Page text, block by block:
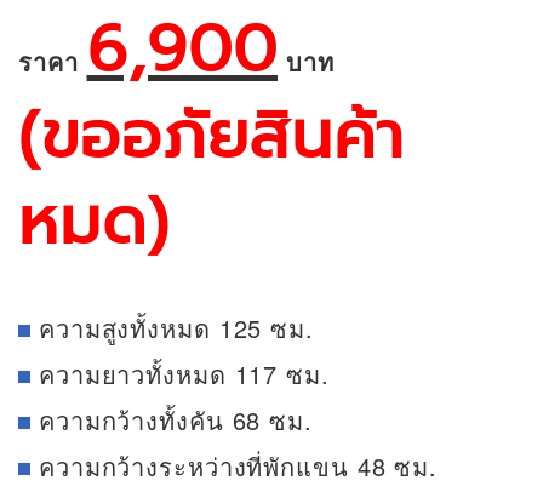
ราคา 6,900 บาท
(ขออภัยสินค้า
หมด)
ความสูงทั้งหมด 125 ซม.
ความยาวทั้งหมด 117 ซม.
ความกว้างทั้งคัน 68 ซม.
ความกว้างระหว่างที่พักแขน 48 ซม.